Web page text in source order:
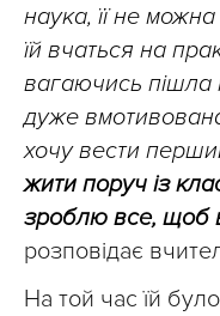
наука, її не
їй вчаться на
вагаючись
дуже
хочу вести
жити поруч із
зроблю все, щоб
розповідає
На той час їй